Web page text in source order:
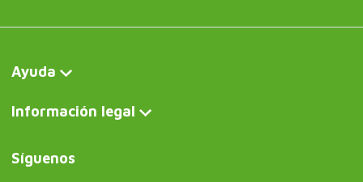
Ayuda
Información legal
Síguenos